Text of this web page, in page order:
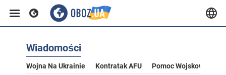
Wiadomości
Wojna Na Ukrainie Kontratak AFU Pomoc Wojskowa Dla